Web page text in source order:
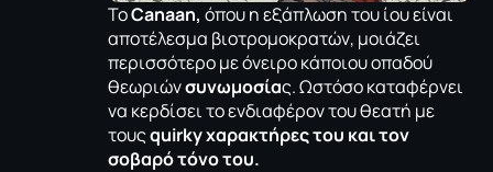
ΤοCanaan, όπου η εξάπλωση του ίου είναι
αποτέλεσμα βιοτρομοκρατών, μοιάζει
περισσότερο με όνειρο κάποιου οπαδού
θεωριώνσυνωμοσίας. Ωστόσο καταφέρνει
να κερδίσει το ενδιαφέρον του θεατή με
τουςquirky χαρακτήρες του και τον
σοβαρό τόνο του.